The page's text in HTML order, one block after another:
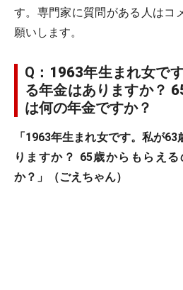
す。専門家に質問がある人はコ
願いします。
Q： 1963年生まれ女で
る年金はありますか？
は何の年金ですか？
「1963年生まれ女です。私が
りますか？ 65歳からもらえ
か？」（ごえちゃん）